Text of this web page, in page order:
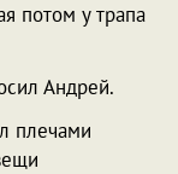
потом у трапа
Андрей.
плечами